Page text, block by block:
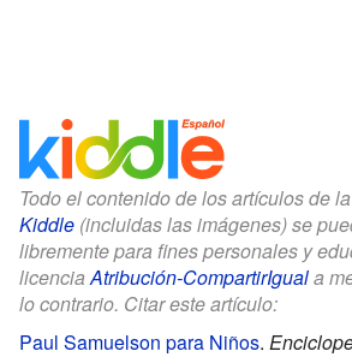
Todo el contenido de los artículos de la
Kiddle (incluidas las imágenes) se
libremente para fines personales y
licenciaAtribución-CompartirIguala
lo contrario. Citar este artículo:
Paul Samuelson para Niños.